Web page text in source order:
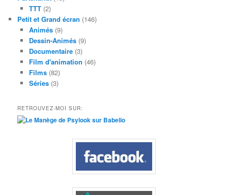
TTT(2)
Petit et Grand écran (146)
Animés(9)
Dessin-Animés(9)
Documentaire(3)
Film d'animation (46)
Films(82)
Séries(3)
RETROUVEZ-MOI SUR: